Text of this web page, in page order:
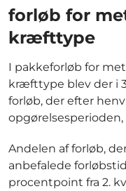
forløb for
kræfttype
I pakkeforløb for
kræfttype blev der i
forløb, der efter
opgørelsesperioden,
Andelen af forløb,
anbefalede
procentpoint fra 2.